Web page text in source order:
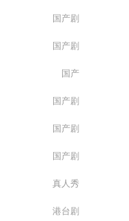
国产剧
国产剧
国产
国产剧
国产剧
国产剧
真人秀
港台剧